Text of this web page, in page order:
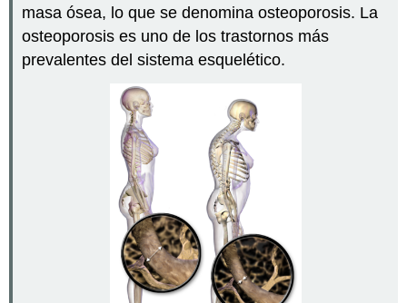
Edad
¿Qué
causa
la
osteoporosis?
osteoporóticas
osteoporosis
Tratamiento
Prevención
masa ósea, lo que se denomina osteoporosis. La
osteoporosis es uno de los trastornos más
prevalentes del sistema esquelético.